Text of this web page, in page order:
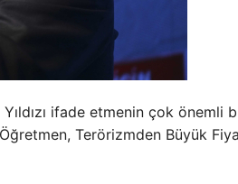
ifade etmenin çok önemli
Terörizmden Büyük